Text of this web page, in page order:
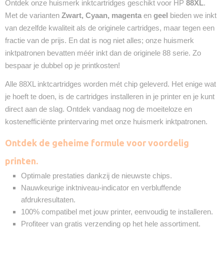
Ontdek onze huismerk inktcartridges geschikt voor HP 88XL.
Met de varianten Zwart, Cyaan, magenta en geel bieden we inkt
van dezelfde kwaliteit als de originele cartridges, maar tegen een
fractie van de prijs. En dat is nog niet alles; onze huismerk
inktpatronen bevatten méér inkt dan de originele 88 serie. Zo
bespaar je dubbel op je printkosten!
Alle 88XL inktcartridges worden mét chip geleverd. Het enige wat
je hoeft te doen, is de cartridges installeren in je printer en je kunt
direct aan de slag. Ontdek vandaag nog de moeiteloze en
kostenefficiënte printervaring met onze huismerk inktpatronen.
Ontdek de geheime formule voor voordelig
printen.
Optimale prestaties dankzij de nieuwste chips.
Nauwkeurige inktniveau-indicator en verbluffende
afdrukresultaten.
100% compatibel met jouw printer, eenvoudig te installeren.
Profiteer van gratis verzending op het hele assortiment.